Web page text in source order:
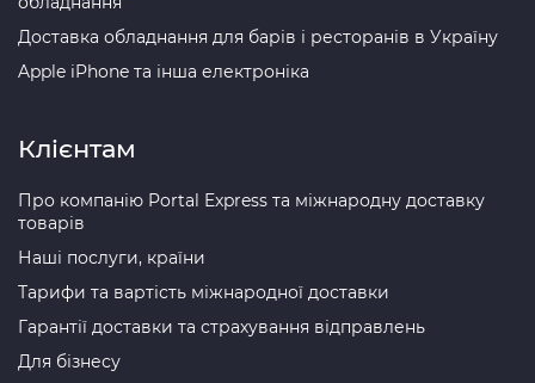
Доставка обладнання для барів і ресторанів в Україну
Apple iPhone та інша електроніка
Клієнтам
Про компанію Portal Express та міжнародну доставку
товарів
Наші послуги, країни
Тарифи та вартість міжнародної доставки
Гарантії доставки та страхування відправлень
Для бізнесу